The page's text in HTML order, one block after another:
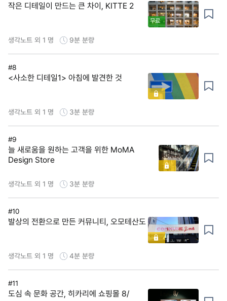
작은 디테일이 만드는 큰 차이, KITTE 2
무료
생각노트 외 1 명 9분 분량
#8
<사소한 디테일1> 아침에 발견한 것
생각노트 외 1 명 3분 분량
#9
늘 새로움을 원하는 고객을 위한 MoMA
Design Store
생각노트 외 1 명 3분 분량
#10
발상의 전환으로 만든 커뮤니티, 오모테산도
생각노트 외 1 명 4분 분량
#11
도심 속 문화 공간, 히카리에 쇼핑몰 8/